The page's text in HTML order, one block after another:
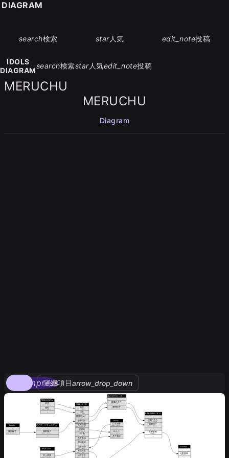
search検索 star人気 edit_note投稿
IDOLS
DIAGRAM
search検索star人気edit_note投稿
MERUCHU
MERUCHU
Diagram
compress
関連項目arrow_drop_down